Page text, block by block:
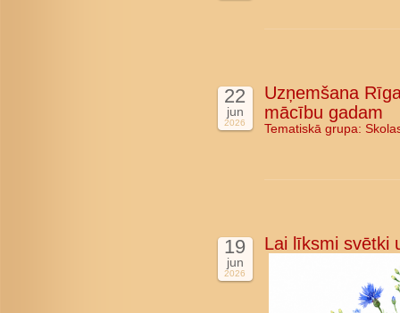
22
jun
2026
Uzņemšana
mācību gadam
Tematiskā grupa:
19
jun
2026
Lai līksmi svētki